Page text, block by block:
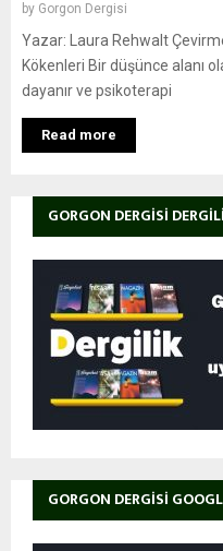
by Gorgon Dergisi
Yazar: Laura Rehwalt
Kökenleri Bir düşünce alanı
dayanır ve psikoterapi
Read more
GORGON DERGISI
GORGON DERGISI